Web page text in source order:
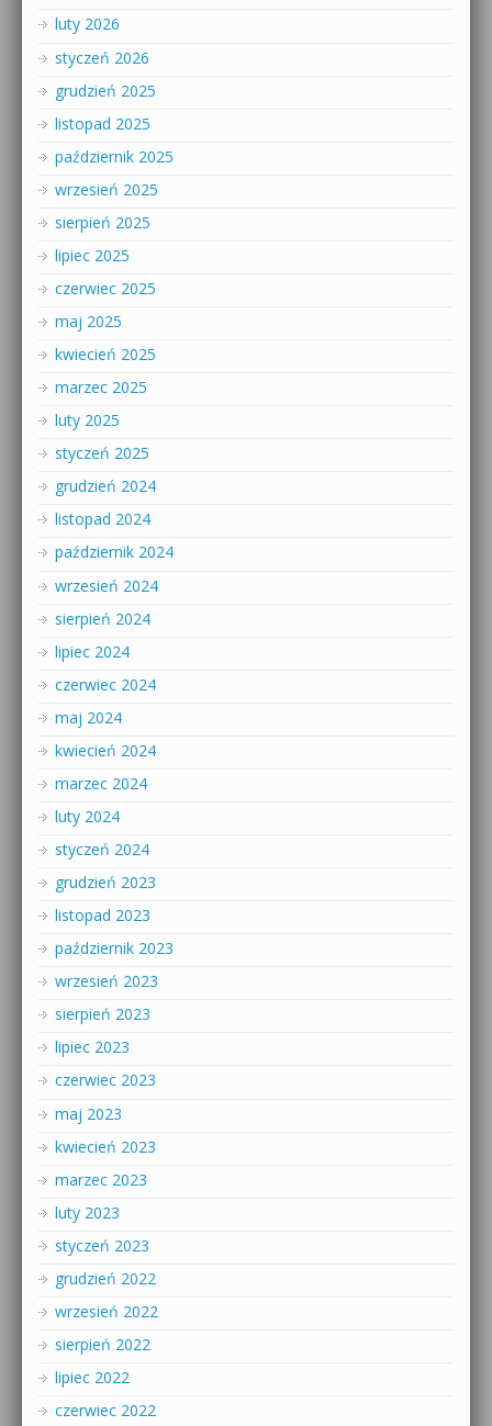
luty 2026
styczeń 2026
grudzień 2025
listopad 2025
październik 2025
wrzesień 2025
sierpień 2025
lipiec 2025
czerwiec 2025
maj 2025
kwiecień 2025
marzec 2025
luty 2025
styczeń 2025
grudzień 2024
listopad 2024
październik 2024
wrzesień 2024
sierpień 2024
lipiec 2024
czerwiec 2024
maj 2024
kwiecień 2024
marzec 2024
luty 2024
styczeń 2024
grudzień 2023
listopad 2023
październik 2023
wrzesień 2023
sierpień 2023
lipiec 2023
czerwiec 2023
maj 2023
kwiecień 2023
marzec 2023
luty 2023
styczeń 2023
grudzień 2022
wrzesień 2022
sierpień 2022
lipiec 2022
czerwiec 2022